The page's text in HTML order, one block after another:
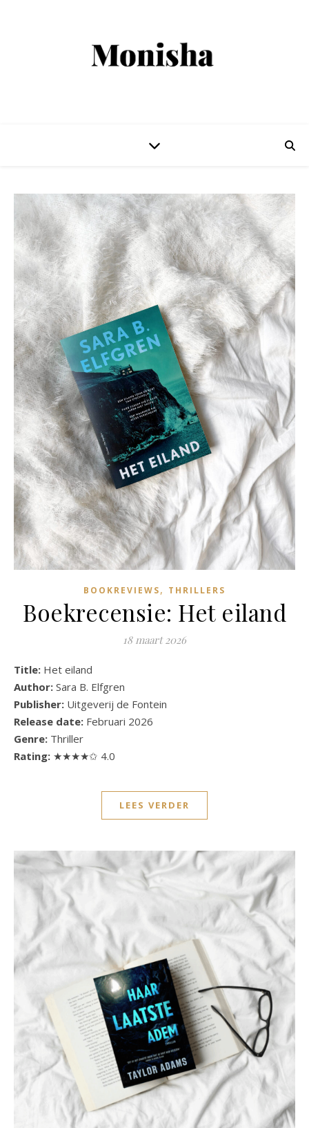
BOOKREVIEWS, THRILLERS
Boekrecensie: Het eiland
18 maart 2026
Title: Het eiland
Author: Sara B. Elfgren
Publisher: Uitgeverij de Fontein
Release date: Februari 2026
Genre: Thriller
Rating: ★★★★✩ 4.0
LEES VERDER